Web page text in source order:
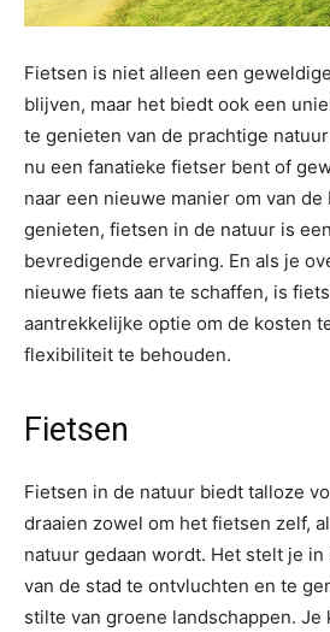
Fietsen is niet alleen een
blijven, maar het biedt ook een
te genieten van de prachtige
nu een fanatieke fietser bent of
naar een nieuwe manier om van
genieten, fietsen in de natuur is
bevredigende ervaring. En als je
nieuwe fiets aan te schaffen, is
aantrekkelijke optie om de kosten
flexibiliteit te behouden.
Fietsen
Fietsen in de natuur biedt talloze
draaien zowel om het fietsen zelf,
natuur gedaan wordt. Het stelt je in
van de stad te ontvluchten en te
stilte van groene landschappen. Je